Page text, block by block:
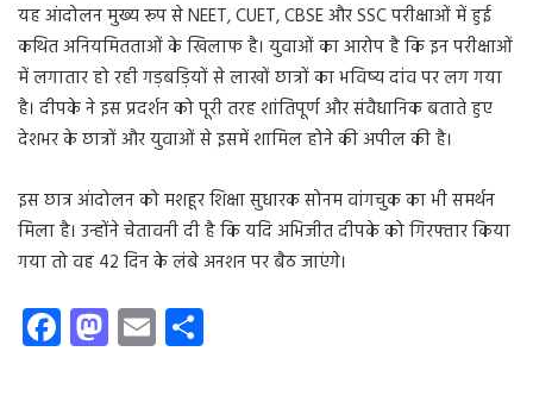
यह आंदोलन मुख्य रूप से NEET, CUET, CBSE और SSC परीक्षाओं में हुई
कथित अनियमितताओं के खिलाफ है। युवाओं का आरोप है कि इन परीक्षाओं
में लगातार हो रही गड़बड़ियों से लाखों छात्रों का भविष्य दांव पर लग गया
है। दीपके ने इस प्रदर्शन को पूरी तरह शांतिपूर्ण और संवैधानिक बताते हुए
देशभर के छात्रों और युवाओं से इसमें शामिल होने की अपील की है।
इस छात्र आंदोलन को मशहूर शिक्षा सुधारक सोनम वांगचुक का भी समर्थन
मिला है। उन्होंने चेतावनी दी है कि यदि अभिजीत दीपके को गिरफ्तार किया
गया तो वह 42 दिन के लंबे अनशन पर बैठ जाएंगे।
Fa
ce
M
as
E
m